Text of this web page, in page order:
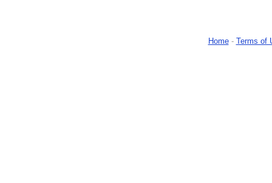
Home- Terms of